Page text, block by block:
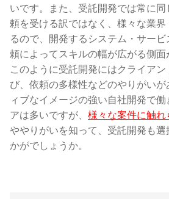
いです。また、受託開発では常に
頼を受ける訳ではなく、様々な業
るので、開発するシステム・サー
頼によってスキルの幅が広がる側面
このように受託開発にはクライア
び、依頼の多様性などのやりがい
ィブなイメージの強い自社開発で
アは多いですが、 様々な案件に触
ややりがいを知って、受託開発も
かがでしょうか。